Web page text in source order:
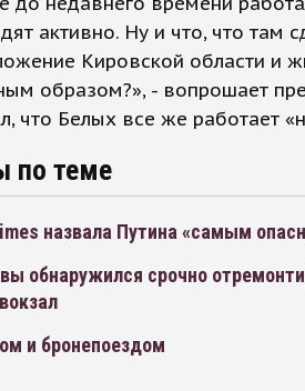
активно. Ну и что, что там
Кировской области и
образом?», - вопрошает
что Белых все же работает
по теме
назвала Путина «самым
обнаружился срочно
и бронепоездом